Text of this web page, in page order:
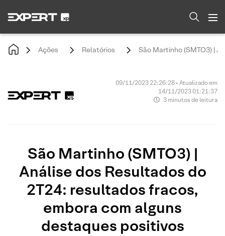
Ações Relatórios São Martinho (SMTO3) |
09/11/2023 22:26:28 • Atualizado em
14/11/2023 01:21:37
3 minutos de leitura
São Martinho (SMTO3) |
Análise dos Resultados do
2T24: resultados fracos,
embora com alguns
destaques positivos